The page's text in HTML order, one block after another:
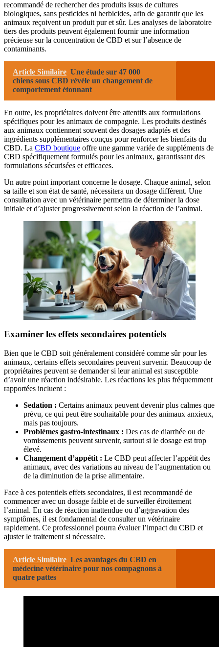
recommandé de rechercher des produits issus de cultures
biologiques, sans pesticides ni herbicides, afin de garantir que les
animaux reçoivent un produit pur et sûr. Les analyses de laboratoire
tiers des produits peuvent également fournir une information
précieuse sur la concentration de CBD et sur l’absence de
contaminants.
Article Similaire Une étude sur 47 000
chiens sous CBD révèle un changement de
comportement étonnant
En outre, les propriétaires doivent être attentifs aux formulations
spécifiques pour les animaux de compagnie. Les produits destinés
aux animaux contiennent souvent des dosages adaptés et des
ingrédients supplémentaires conçus pour renforcer les bienfaits du
CBD. La CBD boutique offre une gamme variée de suppléments de
CBD spécifiquement formulés pour les animaux, garantissant des
formulations sécurisées et efficaces.
Un autre point important concerne le dosage. Chaque animal, selon
sa taille et son état de santé, nécessitera un dosage différent. Une
consultation avec un vétérinaire permettra de déterminer la dose
initiale et d’ajuster progressivement selon la réaction de l’animal.
Examiner les effets secondaires potentiels
Bien que le CBD soit généralement considéré comme sûr pour les
animaux, certains effets secondaires peuvent survenir. Beaucoup de
propriétaires peuvent se demander si leur animal est susceptible
d’avoir une réaction indésirable. Les réactions les plus fréquemment
rapportées incluent :
Sedation : Certains animaux peuvent devenir plus calmes que
prévu, ce qui peut être souhaitable pour des animaux anxieux,
mais pas toujours.
Problèmes gastro-intestinaux : Des cas de diarrhée ou de
vomissements peuvent survenir, surtout si le dosage est trop
élevé.
Changement d’appétit : Le CBD peut affecter l’appétit des
animaux, avec des variations au niveau de l’augmentation ou
de la diminution de la prise alimentaire.
Face à ces potentiels effets secondaires, il est recommandé de
commencer avec un dosage faible et de surveiller étroitement
l’animal. En cas de réaction inattendue ou d’aggravation des
symptômes, il est fondamental de consulter un vétérinaire
rapidement. Ce professionnel pourra évaluer l’impact du CBD et
ajuster le traitement si nécessaire.
Article Similaire Les avantages du CBD en
médecine vétérinaire pour nos compagnons à
quatre pattes